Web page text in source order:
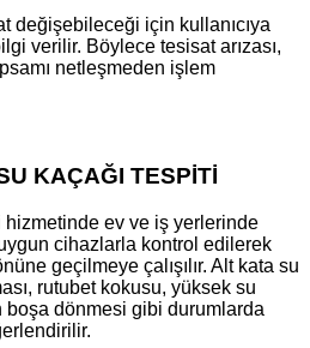
değişebileceği için kullanıcıya
verilir. Böylece tesisat arızası,
netleşmeden işlem
KAÇAĞI TESPİTİ
hizmetinde ev ve iş yerlerinde
cihazlarla kontrol edilerek
geçilmeye çalışılır. Alt kata su
rutubet kokusu, yüksek su
boşa dönmesi gibi durumlarda